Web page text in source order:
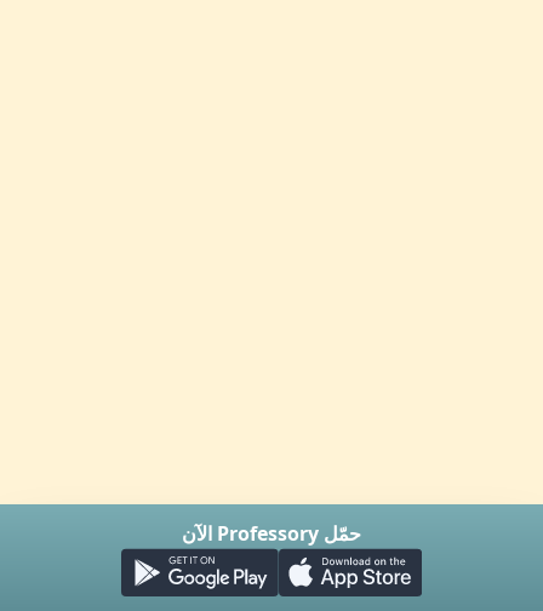
حمّل Professory الآن